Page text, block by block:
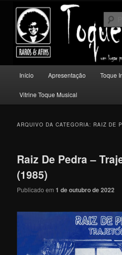
conteúdo
principal
conteúdo
secundário
Toque Musical
Um lugar para quem escuta música
principal
Início Apresentação Toque
Vitrine Toque Musical
ARQUIVO DA CATEGORIA: RAIZ DE
Raiz De Pedra –
(1985)
Publicado em1 de outubro de 2022